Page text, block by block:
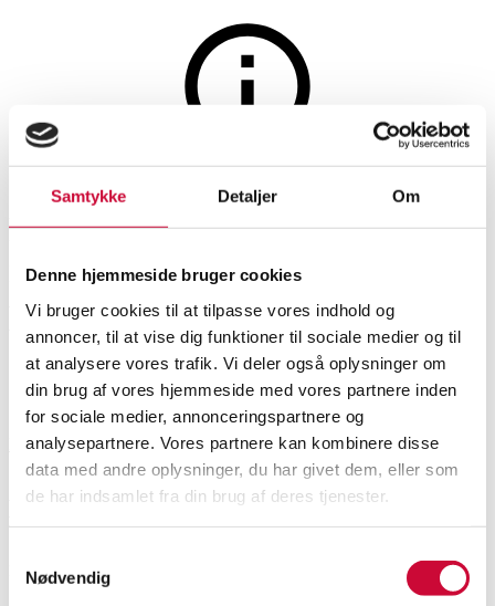
Samtykke Detaljer Om
Denne hjemmeside bruger cookies
Vi bruger cookies til at tilpasse vores indhold og
annoncer, til at vise dig funktioner til sociale medier og til
at analysere vores trafik. Vi deler også oplysninger om
din brug af vores hjemmeside med vores partnere inden
for sociale medier, annonceringspartnere og
analysepartnere. Vores partnere kan kombinere disse
data med andre oplysninger, du har givet dem, eller som
de har indsamlet fra din brug af deres tjenester.
Nødvendig
Spisestel, kaffestel
Royal Copenhagen: Helblonde
musselmalet mokkakande af
porcelæn.
SHOWROOM
Hørsholm
VURDERING
DKK 1.900
VARENUMMER
6589563
Beskrivelse
Royal Copenhagen: Helblonde musselmalet mokkakande af porcelæn.